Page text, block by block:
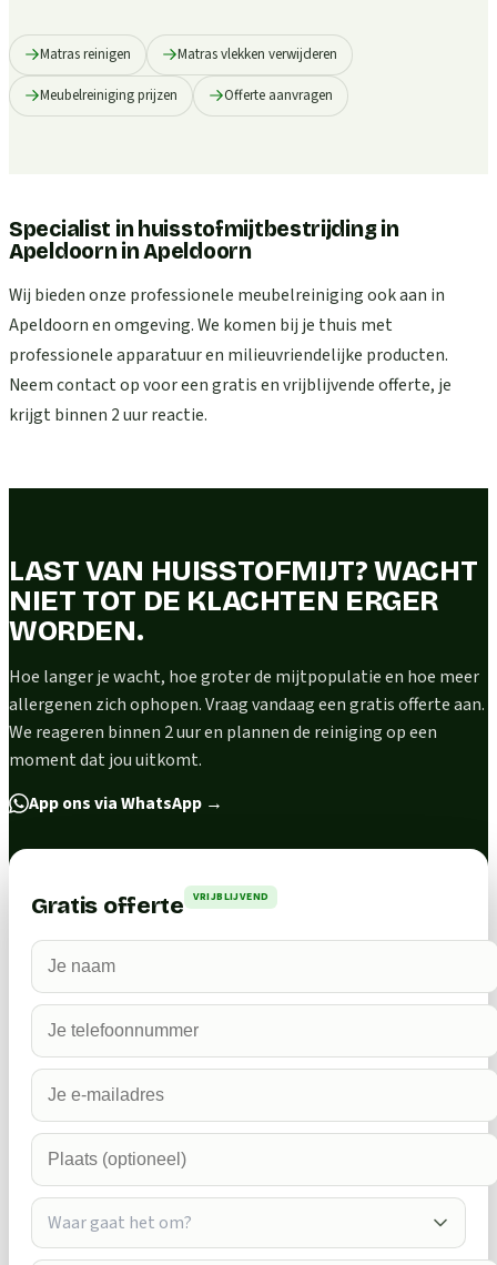
Matras reinigen Matras vlekken verwijderen
Meubelreiniging prijzen Offerte aanvragen
Specialist in huisstofmijtbestrijding in
ApeldoorninApeldoorn
Wij bieden onze professionele meubelreiniging ook aan in
Apeldoorn en omgeving. We komen bij je thuis met
professionele apparatuur en milieuvriendelijke producten.
Neem contact op voor een gratis en vrijblijvende offerte, je
krijgt binnen 2 uur reactie.
LAST VAN HUISSTOFMIJT? WACHT
NIET TOT DE KLACHTEN ERGER
WORDEN.
Hoe langer je wacht, hoe groter de mijtpopulatie en hoe meer
allergenen zich ophopen. Vraag vandaag een gratis offerte aan.
We reageren binnen 2 uur en plannen de reiniging op een
moment dat jou uitkomt.
App ons via WhatsApp →
Gratis offerte VRIJBLIJVEND
Waar gaat het om?